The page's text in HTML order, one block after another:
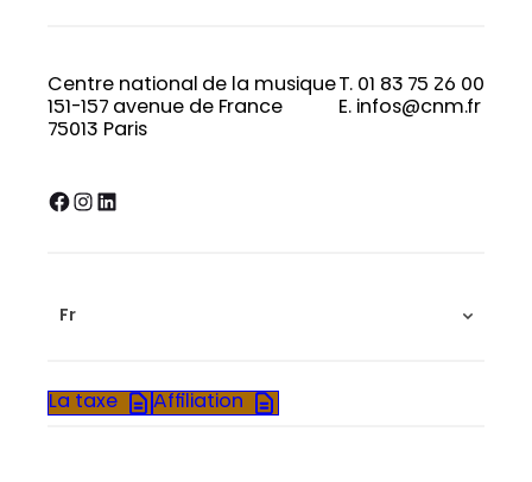
Centre national de la musique
151-157 avenue de France
75013 Paris
T. 01 83 75 26 00
E. infos@cnm.fr
Facebook InstagramLinkedIn
Fr
La taxe Affiliation